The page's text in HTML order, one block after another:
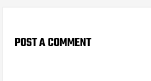
POST A COMMENT